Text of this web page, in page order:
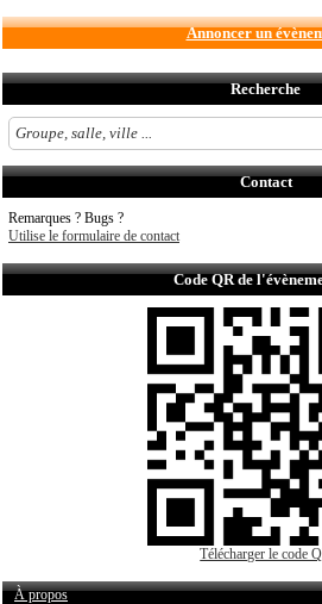
Annoncer un
Recherche
Contact
Remarques ? Bugs ?
Utilise le formulaire de contact
Code QR de
Télécharger le code
À propos